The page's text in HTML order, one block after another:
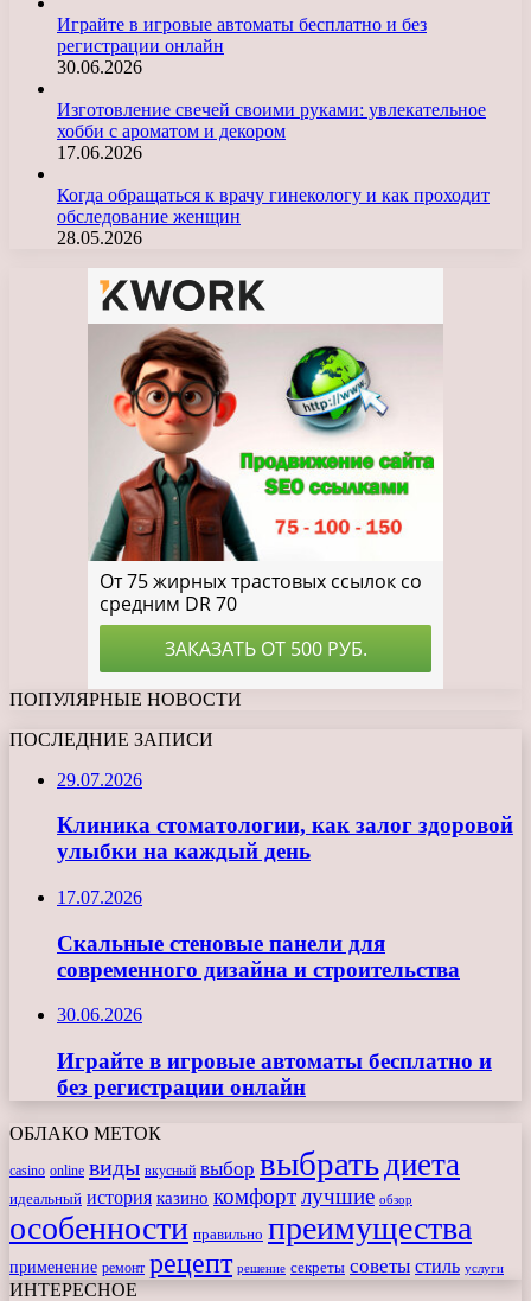
Играйте в игровые автоматы бесплатно и без
регистрации онлайн
30.06.2026
Изготовление свечей своими руками: увлекательное
хобби с ароматом и декором
17.06.2026
Когда обращаться к врачу гинекологу и как проходит
обследование женщин
28.05.2026
ПОПУЛЯРНЫЕ НОВОСТИ
ПОСЛЕДНИЕ ЗАПИСИ
29.07.2026
Клиника стоматологии, как залог здоровой
улыбки на каждый день
17.07.2026
Скальные стеновые панели для
современного дизайна и строительства
30.06.2026
Играйте в игровые автоматы бесплатно и
без регистрации онлайн
ОБЛАКО МЕТОК
casino online виды вкусный выбор выбрать диета
идеальный история казино комфортлучшие обзор
особенности правильно преимущества
применение ремонт рецепт решение секреты советы стиль услуги
ИНТЕРЕСНОЕ